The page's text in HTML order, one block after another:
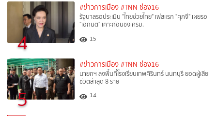
4
#ข่าวการเมือง #TNN ช่อง16
รัฐบาลรอประเมิน "ไทยช่วยไทย" เฟสแรก "ศุภจี" เผยรอ
"เอกนิติ" เคาะก่อนชง ครม.
15
5
#ข่าวการเมือง #TNN ช่อง16
นายกฯ ลงพื้นที่โรงเรียนเทพศิรินทร์ นนทบุรี ยอดผู้เสีย
ชีวิตล่าสุด 8 ราย
14